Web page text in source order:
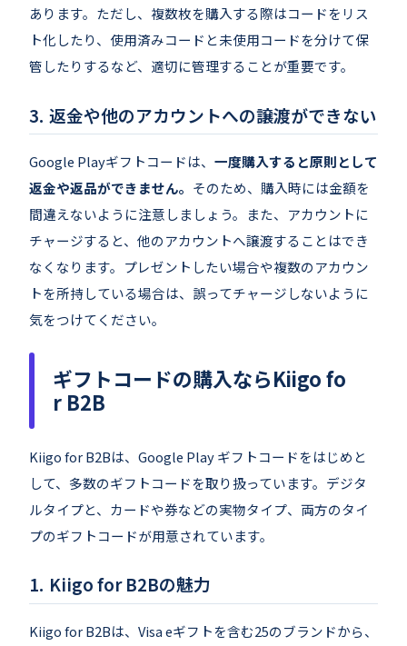
あります。ただし、複数枚を購入する際はコードをリス
ト化したり、使用済みコードと未使用コードを分けて保
管したりするなど、適切に管理することが重要です。
返金や他のアカウントへの譲渡ができない
Google Playギフトコードは、 一度購入すると原則として
返金や返品ができません。 そのため、購入時には金額を
間違えないように注意しましょう。また、アカウントに
チャージすると、他のアカウントへ譲渡することはでき
なくなります。プレゼントしたい場合や複数のアカウン
トを所持している場合は、誤ってチャージしないように
気をつけてください。
ギフトコードの購入ならKiigo fo
r B2B
Kiigo for B2Bは、Google Play ギフトコードをはじめと
して、多数のギフトコードを取り扱っています。デジタ
ルタイプと、カードや券などの実物タイプ、両方のタイ
プのギフトコードが用意されています。
Kiigo for B2Bの魅力
Kiigo for B2Bは、Visa eギフトを含む25のブランドから、